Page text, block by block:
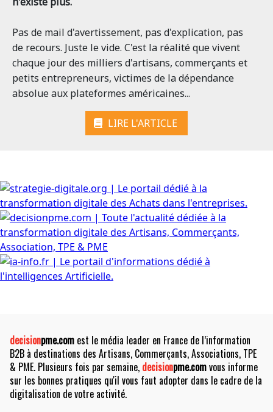
Pas de mail d'avertissement, pas d'explication, pas
de recours. Juste le vide. C'est la réalité que vivent
chaque jour des milliers d'artisans, commerçants et
petits entrepreneurs, victimes de la dépendance
absolue aux plateformes américaines...
LIRE L'ARTICLE
decisionpme.com est le média leader en France de l’information
B2B à destinations des Artisans, Commerçants, Associations, TPE
& PME. Plusieurs fois par semaine, decisionpme.comvous informe
sur les bonnes pratiques qu'il vous faut adopter dans le cadre de la
digitalisation de votre activité.